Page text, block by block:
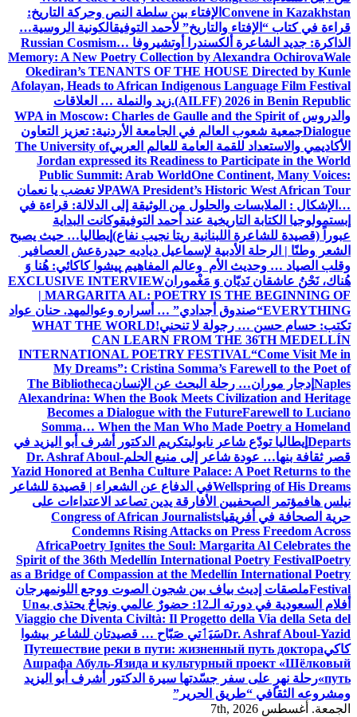
Convene in Kazakhstan الإفتاء بين سلطة النص وحركة التاريخ:
قراءة في كتاب “الإفتاء والتاريخ” لأحمد التوفيقالكونية الروسية…
الذاكرة: جديد الشاعرة ألكسندرا أوتشيروفا Russian Cosmism…
Memory: A New Poetry Collection by Alexandra OchirovaWale
Okediran’s TENANTS OF THE HOUSE Directed by Kunle
Afolayan, Heads to African Indigenous Language Film Festival
(AILFF) 2026 in Benin Republic. زيد والنملة … العلاقات
والدروسWPA in Moscow: Charles de Gaulle and the Spirit of
Dialogueجمعية شعوب العالم في الجامعة الأردنية: تعزيز التعاون
الأكاديمي والاستعداد للقمة العامة للعالم العربيThe University of
Jordan expressed its Readiness to Participate in the World
Public Summit: Arab WorldOne Continent, Many Voices:
PAWA President’s Historic West African Tourلا تغضب يا نعمان
…الإشكال : الملابسات والحلول من الوثيقة إلى الدلالة: قراءة في
إبستمولوجيا الكتابة التاريخية عند أحمد التوفيقوكانت البداية
عبوراً (قصيدة للشاعرة اللبنانية ريتا نجيب نفاع) إيطاليا… حيث يصبح
الشعر وطنًا | الرحلة الأدبية لإسماعيل دياديه حيدرةعش العصافير
وقلب الصياد … وحديث الأم وعالم المفاهيم پیشوا کاکائي: هُنا وَ
هُناك، نَحْنُ عاشقان نَديّان وَ مَغْمورانEXCLUSIVE INTERVIEW
| MARGARITA AL: POETRY IS THE BEGINNING OF
EVERYTHING“صندوق أجدادي” … أسراره وعوالمهد. حنان عواد
تكتب: حسام حسن … رجولة لا تنحني!WHAT THE WORLD
CAN LEARN FROM THE 36TH MEDELLÍN
INTERNATIONAL POETRY FESTIVAL“Come Visit Me in
My Dreams”: Cristina Somma’s Farewell to the Poet of
Naples إدجار موران… رحلة البحث عن الإنسانThe Bibliotheca
Alexandrina: When the Book Meets Civilization and Heritage
Becomes a Dialogue with the FutureFarewell to Luciano
Somma… When the Man Who Made Poetry a Homeland
Departs إيطاليا تودّع شاعر نابوليتكريم الدكتور أشرف أبو اليزيد في
قصر ثقافة بنها… عودة شاعر إلى منبع الحلمDr. Ashraf Aboul-
Yazid Honored at Benha Culture Palace: A Poet Returns to the
Wellspring of His Dreamsفي الدفاع عن الشعراء | قصيدة للشاعر
نيلس هافمؤتمر الصحفيين الأفارقة يدين تصاعد الاعتداءات على
حرية الصحافة في أفريقياCongress of African Journalists
Condemns Rising Attacks on Press Freedom Across
AfricaPoetry Ignites the Soul: Margarita Al Celebrates the
Spirit of the 36th Medellín International Poetry FestivalPoetry
as a Bridge of Compassion at the Medellín International Poetry
Festivalملصقات إديث بياف بين شجون الصوت ووجع اللونمهرجان
أفلام السعودية في دورته الـ12: حضورٌ عالمي ونجاحٌ يحتذى به
Un
Viaggio che Diventa Civiltà: Il Progetto della Via della Seta del
Dr. Ashraf Aboul-Yazidسَيَٲتي صَبّاح … قصيدتان للشاعر بيشوا
كاكيПутешествие реки в пути: жизненный путь доктора
Ашрафа Абуль-Язида и культурный проект «Шёлковый
путь» رحلة نهرٍ على سفر جسّدتها سيرة الدكتور أشرف أبو اليزيد
ومشروعه الثقافي “طريق الحرير”
الجمعة. أغسطس 7th, 2026